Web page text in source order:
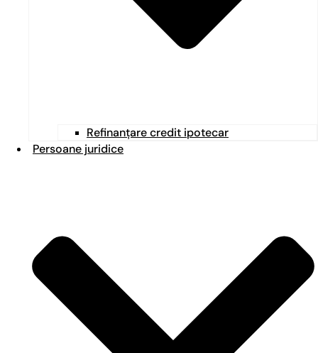
Refinanțare credit ipotecar
Persoane juridice